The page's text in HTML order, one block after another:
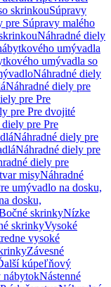
skrinkouSúpravy
pre Súpravy malého
Náhradné diely
umývadla
umývadla so
Náhradné diely
Náhradné diely pre
pre Pre
pre Pre dvojité
pre Pre
Náhradné diely pre
Náhradné diely pre
diely pre
misyNáhradné
umývadlo na dosku,
dosku,
skrinkyNízke
skrinkyVysoké
vysoké
Závesné
kúpeľňový
nábytokNástenné